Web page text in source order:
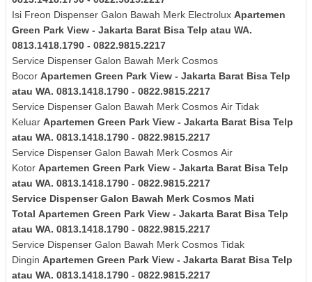
Isi Freon Dispenser Galon Bawah Merk Electrolux Apartemen
Green Park View - Jakarta Barat Bisa Telp atau WA.
0813.1418.1790 - 0822.9815.2217
Service Dispenser Galon Bawah Merk Cosmos
Bocor Apartemen Green Park View - Jakarta Barat Bisa Telp
atau WA. 0813.1418.1790 - 0822.9815.2217
Service Dispenser Galon Bawah Merk Cosmos Air Tidak
Keluar Apartemen Green Park View - Jakarta Barat Bisa Telp
atau WA. 0813.1418.1790 - 0822.9815.2217
Service Dispenser Galon Bawah Merk Cosmos Air
Kotor Apartemen Green Park View - Jakarta Barat Bisa Telp
atau WA. 0813.1418.1790 - 0822.9815.2217
Service Dispenser Galon Bawah Merk Cosmos Mati
Total Apartemen Green Park View - Jakarta Barat Bisa Telp
atau WA. 0813.1418.1790 - 0822.9815.2217
Service Dispenser Galon Bawah Merk Cosmos Tidak
Dingin Apartemen Green Park View - Jakarta Barat Bisa Telp
atau WA. 0813.1418.1790 - 0822.9815.2217